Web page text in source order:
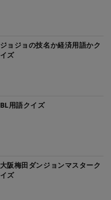
ジョジョの技名か経済用語かク
イズ
BL用語クイズ
大阪梅田ダンジョンマスターク
イズ